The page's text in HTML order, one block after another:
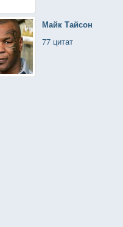
Майк Тайсон
77 цитат